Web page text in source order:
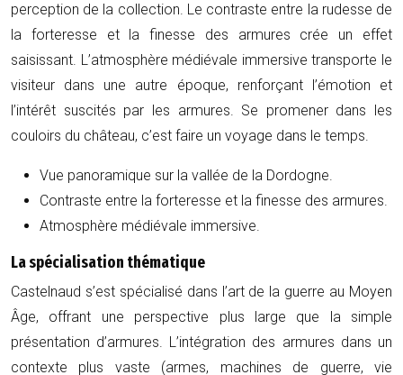
perception de la collection. Le contraste entre la rudesse de
la forteresse et la finesse des armures crée un effet
saisissant. L’atmosphère médiévale immersive transporte le
visiteur dans une autre époque, renforçant l’émotion et
l’intérêt suscités par les armures. Se promener dans les
couloirs du château, c’est faire un voyage dans le temps.
Vue panoramique sur la vallée de la Dordogne.
Contraste entre la forteresse et la finesse des armures.
Atmosphère médiévale immersive.
La spécialisation thématique
Castelnaud s’est spécialisé dans l’art de la guerre au Moyen
Âge, offrant une perspective plus large que la simple
présentation d’armures. L’intégration des armures dans un
contexte plus vaste (armes, machines de guerre, vie